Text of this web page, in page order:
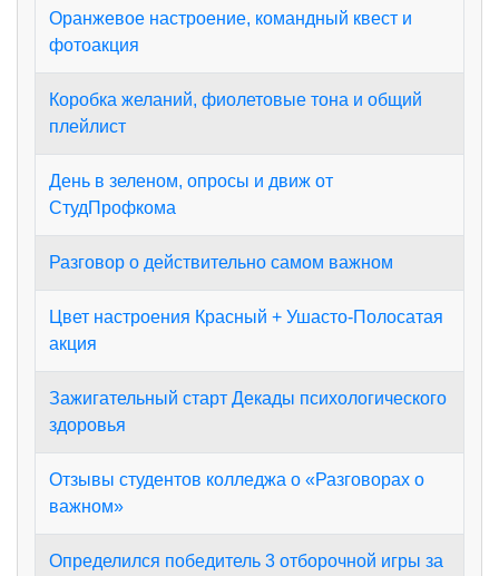
Оранжевое настроение, командный квест и
фотоакция
Коробка желаний, фиолетовые тона и общий
плейлист
День в зеленом, опросы и движ от
СтудПрофкома
Разговор о действительно самом важном
Цвет настроения Красный + Ушасто-Полосатая
акция
Зажигательный старт Декады психологического
здоровья
Отзывы студентов колледжа о «Разговорах о
важном»
Определился победитель 3 отборочной игры за